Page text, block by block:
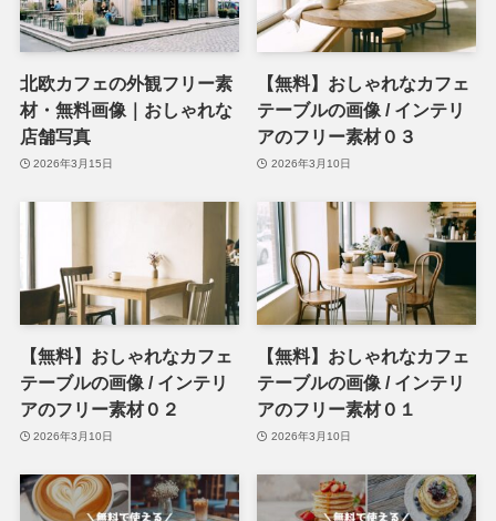
北欧カフェの外観フリー素
材・無料画像｜おしゃれな
店舗写真
2026年3月15日
【無料】おしゃれなカフェ
テーブルの画像 / インテリ
アのフリー素材０３
2026年3月10日
【無料】おしゃれなカフェ
テーブルの画像 / インテリ
アのフリー素材０２
2026年3月10日
【無料】おしゃれなカフェ
テーブルの画像 / インテリ
アのフリー素材０１
2026年3月10日